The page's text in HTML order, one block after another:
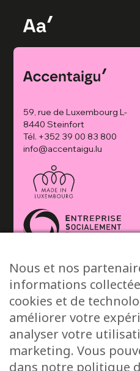
59, rue de Luxembourg L-
8440 Steinfort
Tél. +352 39 00 83 800
info@accentaigu.lu
© 2026 Accentaigu’ •
Nous et nos
informations
cookies et de
améliorer votre
analyser votre
marketing. Vous
dans notre politique